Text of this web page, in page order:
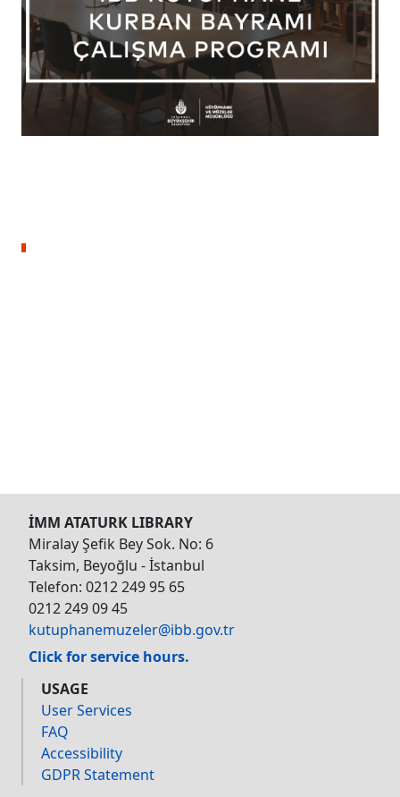
İMM ATATURK LIBRARY
Miralay Şefik Bey Sok. No: 6
Taksim, Beyoğlu - İstanbul
Telefon: 0212 249 95 65
0212 249 09 45
kutuphanemuzeler@ibb.gov.tr
Click for service hours.
USAGE
User Services
FAQ
Accessibility
GDPR Statement